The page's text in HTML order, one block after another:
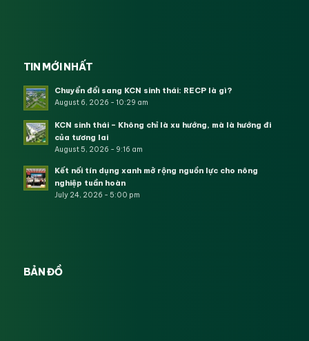
TIN MỚI NHẤT
Chuyển đổi sang KCN sinh thái: RECP là gì?
August 6, 2026 - 10:29 am
KCN sinh thái – Không chỉ là xu hướng, mà là hướng đi
của tương lai
August 5, 2026 - 9:16 am
Kết nối tín dụng xanh mở rộng nguồn lực cho nông
nghiệp tuần hoàn
July 24, 2026 - 5:00 pm
BẢN ĐỒ